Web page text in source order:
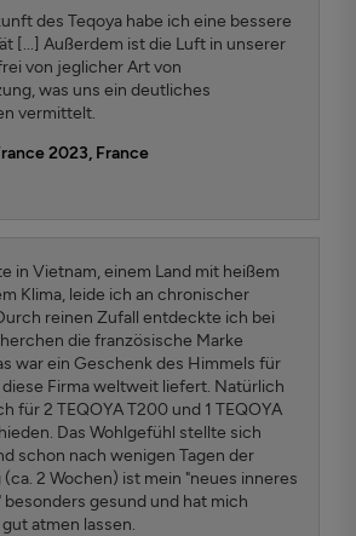
des Teqoya habe ich eine bessere
[...] Außerdem ist die Luft in unserer
von jeglicher Art von
was uns ein deutliches
vermittelt.
2023, France
in Vietnam, einem Land mit heißem
Klima, leide ich an chronischer
reinen Zufall entdeckte ich bei
die französische Marke
war ein Geschenk des Himmels für
diese Firma weltweit liefert. Natürlich
für 2 TEQOYA T200 und 1 TEQOYA
Das Wohlgefühl stellte sich
schon nach wenigen Tagen der
2 Wochen) ist mein "neues inneres
gesund und hat mich
atmen lassen.